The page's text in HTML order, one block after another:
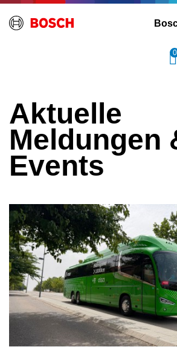
0
Aktuelle
Meldungen
Events